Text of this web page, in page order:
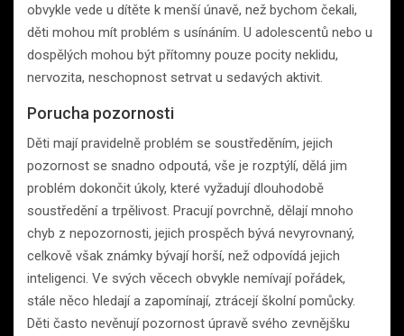
obvykle vede u dítěte k menší únavě, než bychom čekali,
děti mohou mít problém s usínáním. U adolescentů nebo u
dospělých mohou být přítomny pouze pocity neklidu,
nervozita, neschopnost setrvat u sedavých aktivit.
Porucha pozornosti
Děti mají pravidelně problém se soustředěním, jejich
pozornost se snadno odpoutá, vše je rozptýlí, dělá jim
problém dokončit úkoly, které vyžadují dlouhodobě
soustředění a trpělivost. Pracují povrchně, dělají mnoho
chyb z nepozornosti, jejich prospěch bývá nevyrovnaný,
celkově však známky bývají horší, než odpovídá jejich
inteligenci. Ve svých věcech obvykle nemívají pořádek,
stále něco hledají a zapomínají, ztrácejí školní pomůcky.
Děti často nevěnují pozornost úpravě svého zevnějšku